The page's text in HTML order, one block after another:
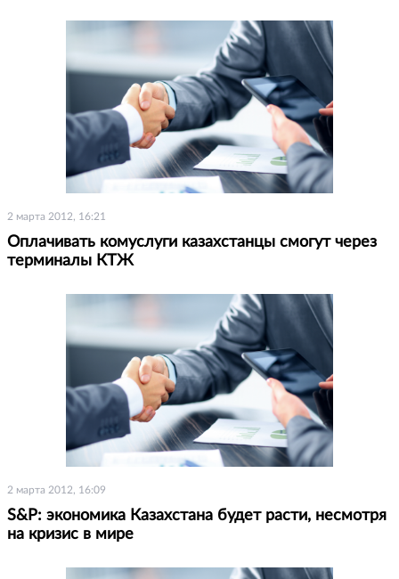
2 марта 2012, 16:21
Оплачивать комуслуги казахстанцы смогут через
терминалы КТЖ
2 марта 2012, 16:09
S&P: экономика Казахстана будет расти, несмотря
на кризис в мире